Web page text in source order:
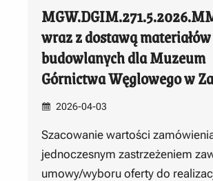
wraz z dostawą materiałów
budowlanych dla Muzeum
Górnictwa Węglowego w
2026-04-03
Szacowanie wartości
jednoczesnym zastrzeżeniem
umowy/wyboru oferty do